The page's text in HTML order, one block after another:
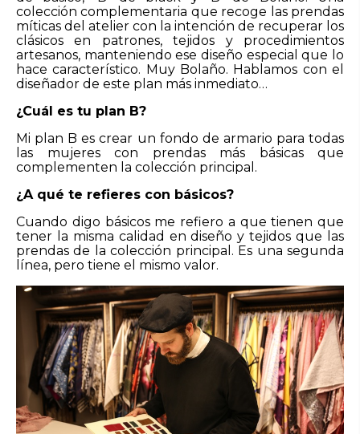
colección complementaria que recoge las prendas
míticas del atelier con la intención de recuperar los
clásicos en patrones, tejidos y procedimientos
artesanos, manteniendo ese diseño especial que lo
hace característico. Muy Bolaño. Hablamos con el
diseñador de este plan más inmediato…
¿Cuál es tu plan B?
Mi plan B es crear un fondo de armario para todas
las mujeres con prendas más básicas que
complementen la colección principal.
¿A qué te refieres con básicos?
Cuando digo básicos me refiero a que tienen que
tener la misma calidad en diseño y tejidos que las
prendas de la colección principal. Es una segunda
línea, pero tiene el mismo valor.